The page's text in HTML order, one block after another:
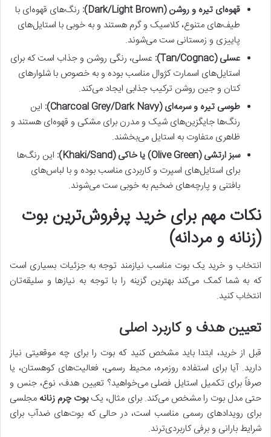
قهوه‌ای تیره و روشن (Dark/Light Brown):
رنگ‌های قهوه‌ای با
طیف‌های متنوع، کلاسیک و گرم هستند و به خوبی با استایل‌های
پاییزی و زمستانی ست می‌شوند.
عسلی (Tan/Cognac):
عسلی، رنگی روشن و جذاب است که برای
استایل‌های اسمارت کژوال مناسب بوده و به خصوص با شلوارهای
کتان و جین روشن ترکیب جذابی ایجاد می‌کند.
طوسی تیره و سرمه‌ای (Charcoal Grey/Dark Navy):
این
رنگ‌ها جایگزین‌های شیک و مدرن برای مشکی و قهوه‌ای هستند و
ظاهری متفاوت به استایل می‌بخشند.
سبز ارتشی (Olive Green) یا خاکی (Khaki/Sand):
این رنگ‌ها
برای استایل‌های اسپرت و کاربردی مناسب بوده و با لباس‌های
بافتنی و پارچه‌های ضخیم به خوبی ست می‌شوند.
نکات مهم برای خرید پرفروش‌ترین بوت
(زنانه و مردانه)
انتخاب و خرید یک بوت مناسب نیازمند توجه به جزئیات بسیاری است
که به شما کمک می‌کند بهترین گزینه را با توجه به نیازها و سلیقه‌تان
انتخاب کنید.
تعیین هدف و کاربرد اصلی
قبل از خرید، ابتدا باید مشخص کنید که بوت را برای چه موقعیتی نیاز
دارید. آیا برای استفاده روزمره، محیط رسمی، فعالیت‌های کوهستان، یا
صرفاً برای تکمیل استایل فصلی می‌خواهید؟ تعیین هدف، نوع، جنس و
حتی مدل بوت را مشخص می‌کند. برای مثال، یکبوت چرم زنانه مجلسی
برای رویدادهای رسمی مناسب است، در حالی که بوت‌های ضدآب برای
شرایط بارانی و برفی کاربردی‌ترند.